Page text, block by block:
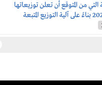
من المتوقع أن تعلن توزيعاتها